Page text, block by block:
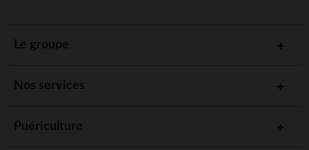
Le groupe
Nos services
Puériculture